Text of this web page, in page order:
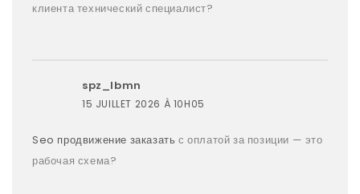
клиента технический специалист?
spz_lbmn
15 JUILLET 2026 À 10H05
Seo продвижение заказать с оплатой за позиции — это
рабочая схема?